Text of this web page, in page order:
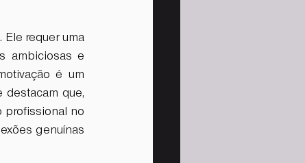
requer uma
ambiciosas e
é um
que,
profissional no
genuínas